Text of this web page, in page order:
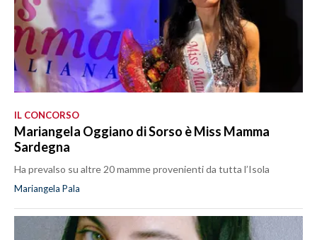
IL CONCORSO
Mariangela Oggiano di Sorso è Miss Mamma
Sardegna
Ha prevalso su altre 20 mamme provenienti da tutta l’Isola
Mariangela Pala